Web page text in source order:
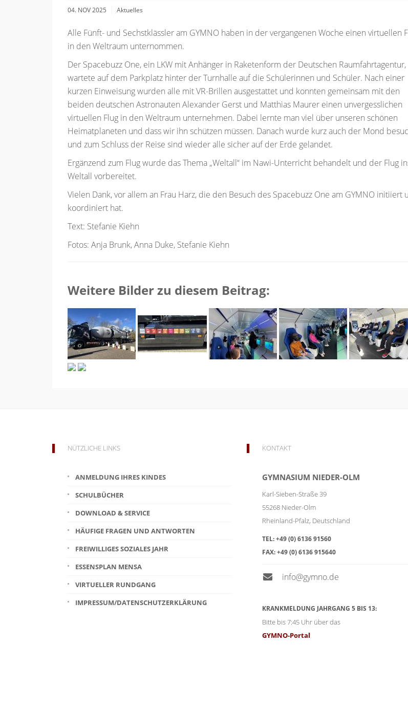
04. NOV 2025 Aktuelles
Alle Fünft- und Sechstklässler am GYMNO haben in der vergangenen Woche einen virtuellen
in den Weltraum unternommen.
Der Spacebuzz One, ein LKW mit Anhänger in Raketenform der Deutschen Raumfahrtagentur,
wartete auf dem Parkplatz hinter der Turnhalle auf die Schülerinnen und Schüler. Nach einer
kurzen Einweisung wurden alle mit VR-Brillen ausgestattet und konnten gemeinsam mit den
beiden deutschen Astronauten Alexander Gerst und Matthias Maurer einen unvergesslichen
virtuellen Flug in den Weltraum unternehmen. Dabei lernte man viel über unseren schönen
Heimatplaneten und dass wir ihn schützen müssen. Danach wurde kurz auch der Mond
und zum Schluss der Reise sind wieder alle sicher auf der Erde gelandet.
Ergänzend zum Flug wurde das Thema „Weltall“ im Nawi-Unterricht behandelt und der Flug
Weltall vorbereitet.
Vielen Dank, vor allem an Frau Harz, die den Besuch des Spacebuzz One am GYMNO initiiert
koordiniert hat.
Text: Stefanie Kiehn
Fotos: Anja Brunk, Anna Duke, Stefanie Kiehn
Weitere Bilder zu diesem Beitrag:
NÜTZLICHE LINKS
ANMELDUNG IHRES KINDES
SCHULBÜCHER
DOWNLOAD & SERVICE
HÄUFIGE FRAGEN UND ANTWORTEN
FREIWILLIGES SOZIALES JAHR
ESSENSPLAN MENSA
VIRTUELLER RUNDGANG
IMPRESSUM/DATENSCHUTZERKLÄRUNG
KONTAKT
GYMNASIUM NIEDER-OLM
Karl-Sieben-Straße 39
55268 Nieder-Olm
Rheinland-Pfalz, Deutschland
TEL:+49 (0) 6136 91560
FAX:+49 (0) 6136 915640
info@gymno.de
KRANKMELDUNG JAHRGANG 5 BIS 13:
Bitte bis 7:45 Uhr über das
GYMNO-Portal